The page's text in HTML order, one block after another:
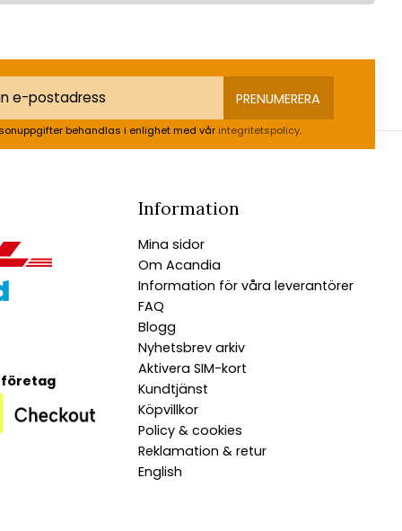
PRENUMERERA
behandlas i enlighet med vår integritetspolicy.
företag
Information
Mina sidor
Om Acandia
Information för våra leverantörer
FAQ
Blogg
Nyhetsbrev arkiv
Aktivera SIM-kort
Kundtjänst
Köpvillkor
Policy & cookies
Reklamation & retur
English